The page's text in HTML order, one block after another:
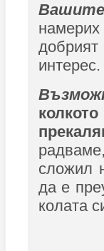
интерес.
сложил
да е
колата